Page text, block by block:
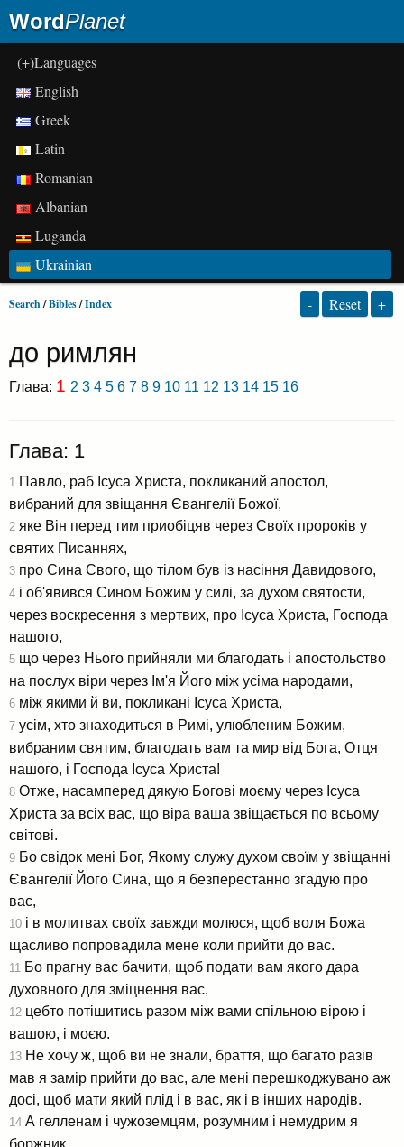
WordPlanet
(+)Languages
English
Greek
Latin
Romanian
Albanian
Luganda
Ukrainian
Search/Bibles/Index - Reset +
до римлян
Глава: 1 2 3 4 5 6 7 8 9 10 11 12 13 14 15 16
Глава: 1
1 Павло, раб Ісуса Христа, покликаний апостол,
вибраний для звіщання Євангелії Божої,
2 яке Він перед тим приобіцяв через Своїх пророків у
святих Писаннях,
3 про Сина Свого, що тілом був із насіння Давидового,
4 і об'явився Сином Божим у силі, за духом святости,
через воскресення з мертвих, про Ісуса Христа, Господа
нашого,
5 що через Нього прийняли ми благодать і апостольство
на послух віри через Ім'я Його між усіма народами,
6 між якими й ви, покликані Ісуса Христа,
7 усім, хто знаходиться в Римі, улюбленим Божим,
вибраним святим, благодать вам та мир від Бога, Отця
нашого, і Господа Ісуса Христа!
8 Отже, насамперед дякую Богові моєму через Ісуса
Христа за всіх вас, що віра ваша звіщається по всьому
світові.
9 Бо свідок мені Бог, Якому служу духом своїм у звіщанні
Євангелії Його Сина, що я безперестанно згадую про
вас,
10 і в молитвах своїх завжди молюся, щоб воля Божа
щасливо попровадила мене коли прийти до вас.
11 Бо прагну вас бачити, щоб подати вам якого дара
духовного для зміцнення вас,
12 цебто потішитись разом між вами спільною вірою і
вашою, і моєю.
13 Не хочу ж, щоб ви не знали, браття, що багато разів
мав я замір прийти до вас, але мені перешкоджувано аж
досі, щоб мати який плід і в вас, як і в інших народів.
14 А гелленам і чужоземцям, розумним і немудрим я
боржник.